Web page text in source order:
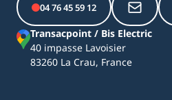
04 76 45 59 12
Transacpoint / Bis Electric
40 impasse Lavoisier
83260 La Crau, France